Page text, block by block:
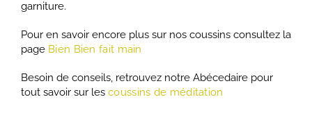
garniture.
Pour en savoir encore plus sur nos coussins consultez la
page Bien Bien fait main
Besoin de conseils, retrouvez notre Abécedaire pour
tout savoir sur les coussins de méditation